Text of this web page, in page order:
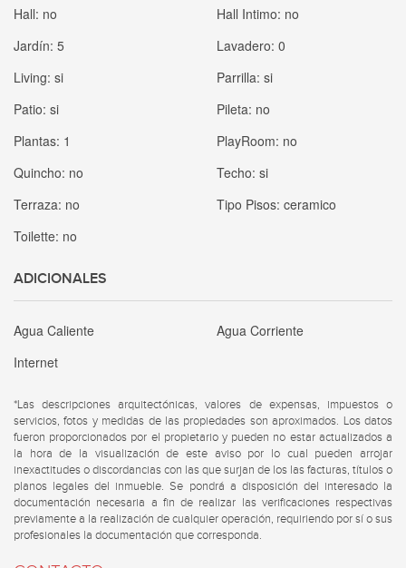
Hall: no Hall Intimo: no
Jardín: 5 Lavadero: 0
Living: si Parrilla: si
Patio: si Pileta: no
Plantas: 1 PlayRoom: no
Quincho: no Techo: si
Terraza: no Tipo Pisos: ceramico
Toilette: no
ADICIONALES
Agua Caliente
Agua Corriente
Internet
*Las descripciones arquitectónicas, valores de expensas, impuestos o
servicios, fotos y medidas de las propiedades son aproximados. Los datos
fueron proporcionados por el propietario y pueden no estar actualizados a
la hora de la visualización de este aviso por lo cual pueden arrojar
inexactitudes o discordancias con las que surjan de los las facturas, títulos o
planos legales del inmueble. Se pondrá a disposición del interesado la
documentación necesaria a fin de realizar las verificaciones respectivas
previamente a la realización de cualquier operación, requiriendo por sí o sus
profesionales la documentación que corresponda.